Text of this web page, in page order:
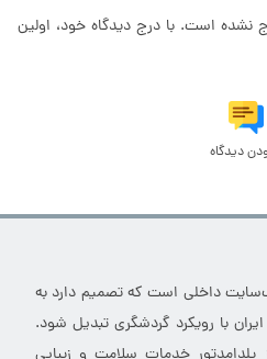
نشده است. با درج دیدگاه خود، اولین
دیدگاه
داخلی است که تصمیم دارد به
با رویکرد گردشگری تبدیل شود.